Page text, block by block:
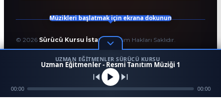
© 2026 Sürücü Kursu İstanbul. Tüm Hakları Saklıdır.
T.C. Milli Eğitim Bakanlığı Onaylı Resmi Eğitim Kurumudur.
Kodlama ve Tasarım:Enver Çağlar
Ara
1
Konum Mezun
Müzikleri başlatmak için ekrana dokunun
UZMAN EĞITMENLER SÜRÜCÜ KURSU
Uzman Eğitmenler - Resmi Tanıtım Müziği 1
00:00 00:00